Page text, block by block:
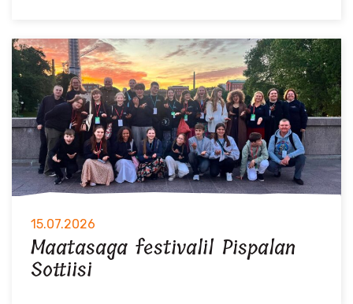
15.07.2026
Maatasaga festivalil Pispalan
Sottiisi